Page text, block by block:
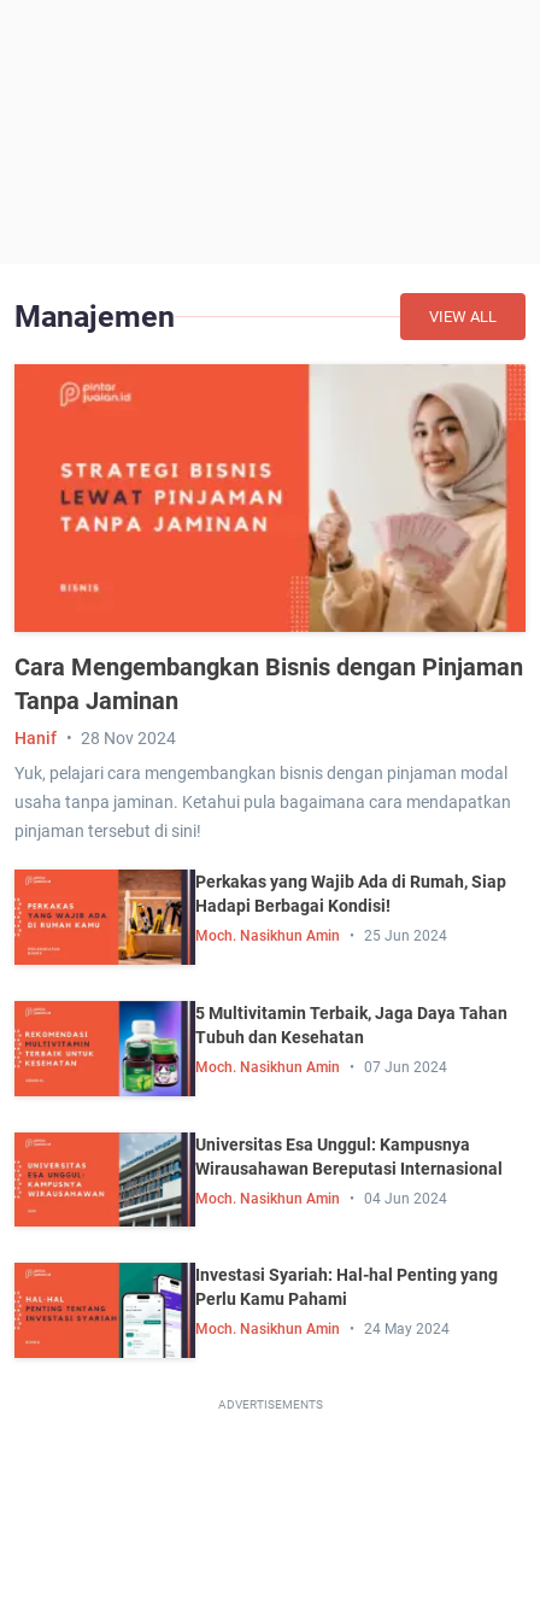
Manajemen VIEW ALL
Cara Mengembangkan Bisnis dengan Pinjaman
Tanpa Jaminan
Yuk, pelajari cara mengembangkan bisnis dengan pinjaman modal
usaha tanpa jaminan. Ketahui pula bagaimana cara mendapatkan
pinjaman tersebut di sini!
Hanif 28 Nov 2024
Perkakas yang Wajib Ada di Rumah, Siap
Hadapi Berbagai Kondisi!
Moch. Nasikhun Amin 25 Jun 2024
5 Multivitamin Terbaik, Jaga Daya Tahan
Tubuh dan Kesehatan
Moch. Nasikhun Amin 07 Jun 2024
Universitas Esa Unggul: Kampusnya
Wirausahawan Bereputasi Internasional
Moch. Nasikhun Amin 04 Jun 2024
Investasi Syariah: Hal-hal Penting yang
Perlu Kamu Pahami
Moch. Nasikhun Amin 24 May 2024
ADVERTISEMENTS